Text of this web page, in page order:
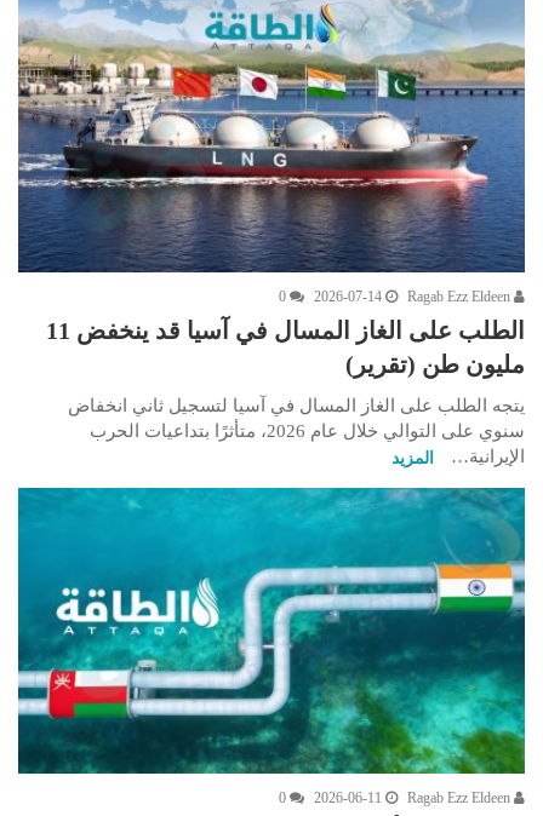
2026-07-14
0
الطلب على الغاز المسال في آسيا قد ينخفض 11
مليون طن (تقرير)
يتجه الطلب على الغاز المسال في آسيا لتسجيل ثاني انخفاض
سنوي على التوالي خلال عام 2026، متأثرًا بتداعيات الحرب
الإيرانية…
المزيد
2026-06-11
0